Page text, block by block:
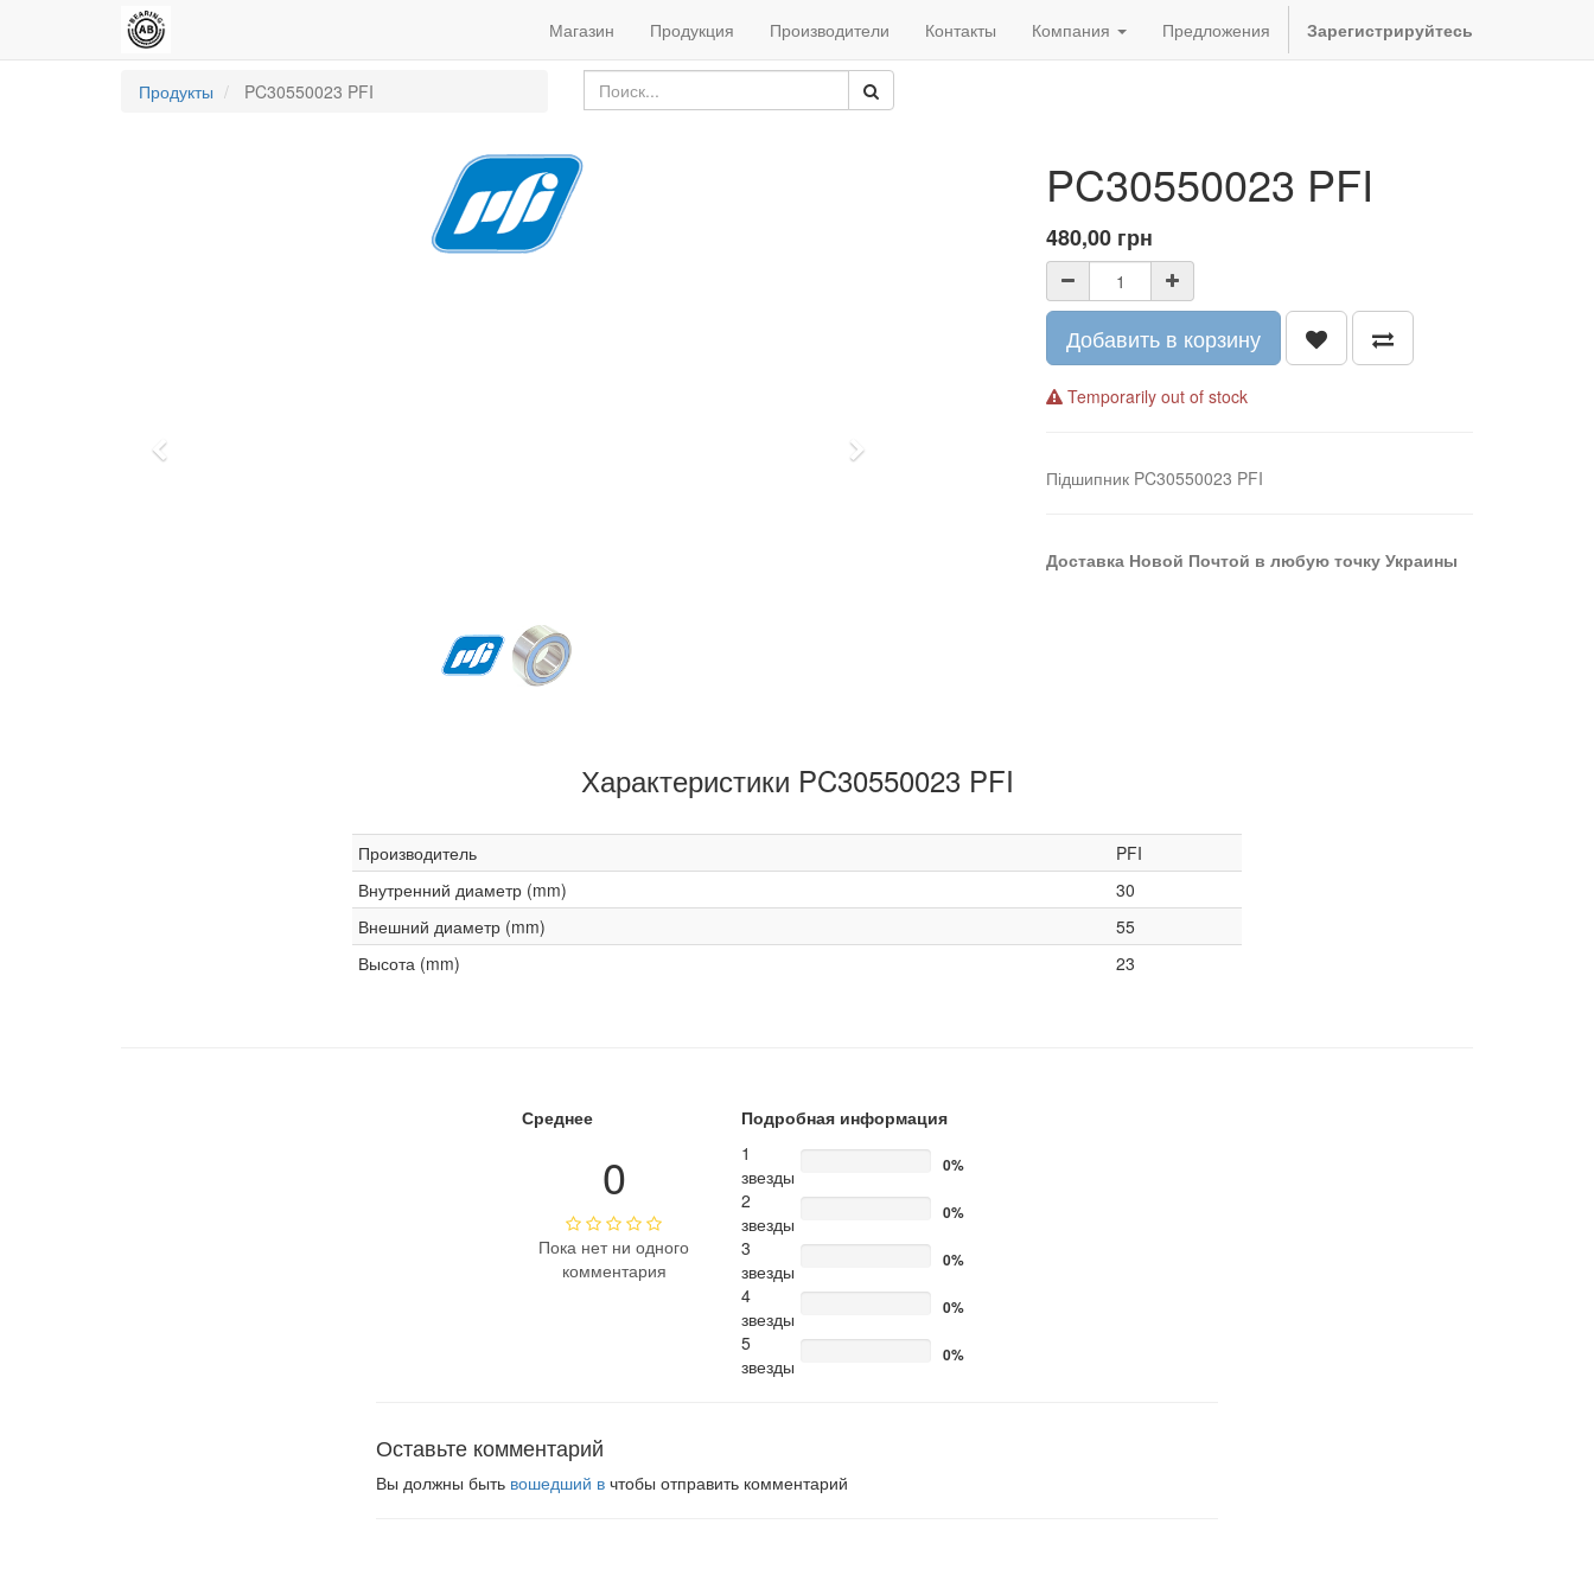
Магазин Продукция Производители Контакты Компания Предложения Зарегистрируйтесь
Продукты PC30550023 PFI
Next
PC30550023 PFI
480,00 грн
Добавить в корзину
Temporarily out of stock
Підшипник PC30550023 PFI
Доставка Новой Почтой в любую точку Украины
Характеристики PC30550023 PFI
Производитель
PFI
Внутренний диаметр (mm)
30
Внешний диаметр (mm)
55
Высота (mm)
23
Среднее
0
Пока нет ни одного
комментария
Подробная информация
1
звезды
0%
2
звезды
0%
3
звезды
0%
4
звезды
0%
5
звезды
0%
Оставьте комментарий
Вы должны быть вошедший в чтобы отправить комментарий